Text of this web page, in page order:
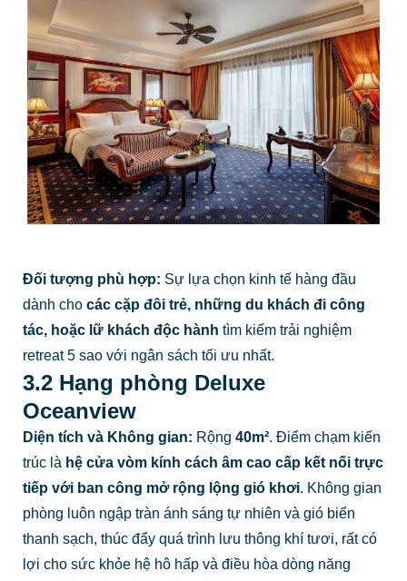
Đối tượng phù hợp: Sự lựa chọn kinh tế hàng đầu
dành cho các cặp đôi trẻ, những du khách đi công
tác, hoặc lữ khách độc hành tìm kiếm trải nghiệm
retreat 5 sao với ngân sách tối ưu nhất.
3.2 Hạng phòng Deluxe
Oceanview
Diện tích và Không gian: Rộng 40m². Điểm chạm kiến
trúc là hệ cửa vòm kính cách âm cao cấp kết nối trực
tiếp với ban công mở rộng lộng gió khơi. Không gian
phòng luôn ngập tràn ánh sáng tự nhiên và gió biển
thanh sạch, thúc đẩy quá trình lưu thông khí tươi, rất có
lợi cho sức khỏe hệ hô hấp và điều hòa dòng năng